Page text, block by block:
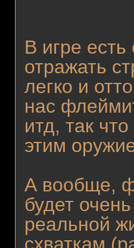
В игре
отражать
легко и
нас
итд, так
этим
А вообще,
будет
реальной